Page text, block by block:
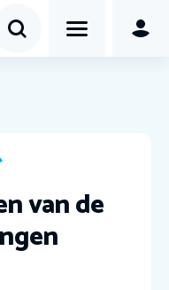
van de